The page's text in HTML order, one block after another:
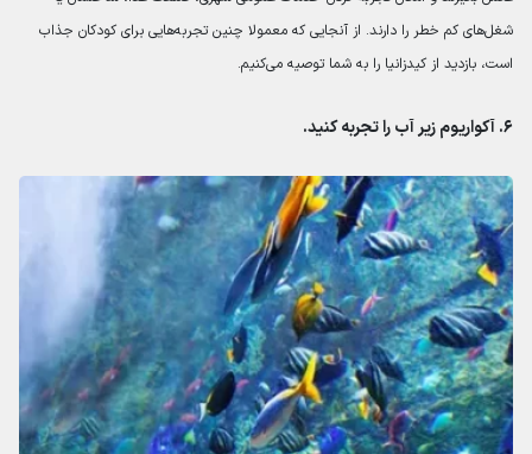
شغل‌های کم خطر را دارند. از آنجایی که معمولا چنین تجربه‌هایی برای کودکان جذاب
است، بازدید از کیدزانیا را به شما توصیه می‌کنیم.
۶. آکواریوم زیر آب را تجربه کنید.